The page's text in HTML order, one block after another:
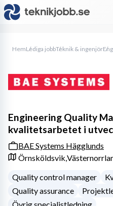
HemLediga jobbTeknik & ingenjör
Engineering Quality
kvalitetsarbetet i
BAE Systems Hägglunds
Örnsköldsvik,
Quality control manager
Quality assurance